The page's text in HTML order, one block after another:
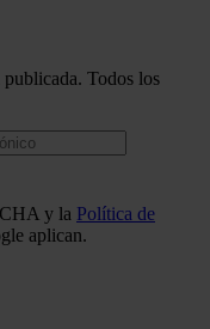
Todos los
y la Política de
aplican.